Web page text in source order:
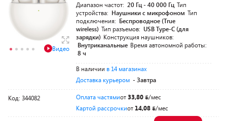
Видео
Диапазон частот: 20 Гц - 40 000 Гц Тип
устройства: Наушники с микрофоном Тип
подключения: Беспроводное (True
wireless) Тип разъемов: USB Type-C (для
зарядки) Конструкция наушников:
Внутриканальные Время автономной работы:
8 ч
В наличии в 14 магазинах
Доставка курьером - Завтра
Код: 344082 Оплата частямиот33,80
/мес
Картой рассрочкиот 14,08 /мес